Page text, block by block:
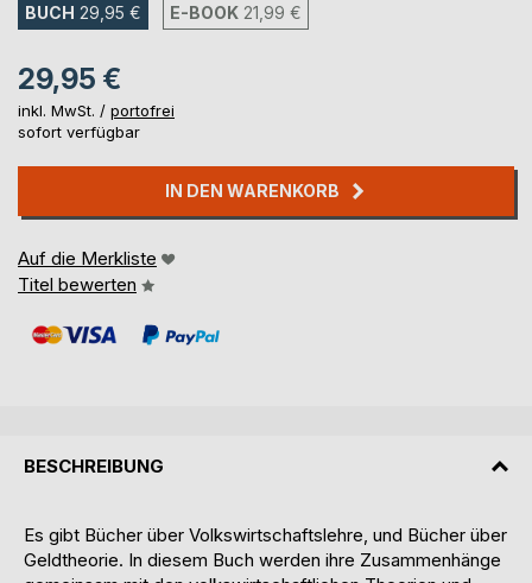
BUCH 29,95 € E-BOOK 21,99 €
29,95 €
inkl. MwSt. / portofrei
sofort verfügbar
IN DEN WARENKORB
Auf die Merkliste
Titel bewerten
BESCHREIBUNG
Es gibt Bücher über Volkswirtschaftslehre, und Bücher über
Geldtheorie. In diesem Buch werden ihre Zusammenhänge